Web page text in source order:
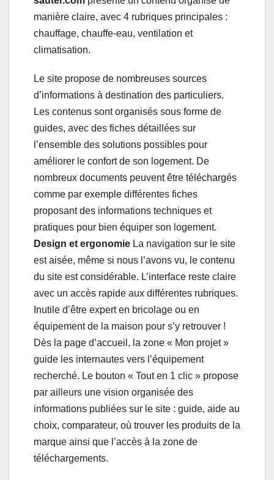
manière claire, avec 4 rubriques principales :
chauffage, chauffe-eau, ventilation et
climatisation.
Le site propose de nombreuses sources
d’informations à destination des particuliers.
Les contenus sont organisés sous forme de
guides, avec des fiches détaillées sur
l’ensemble des solutions possibles pour
améliorer le confort de son logement. De
nombreux documents peuvent être téléchargés
comme par exemple différentes fiches
proposant des informations techniques et
pratiques pour bien équiper son logement.
Design et ergonomie La navigation sur le site
est aisée, même si nous l’avons vu, le contenu
du site est considérable. L’interface reste claire
avec un accès rapide aux différentes rubriques.
Inutile d’être expert en bricolage ou en
équipement de la maison pour s’y retrouver !
Dès la page d’accueil, la zone « Mon projet »
guide les internautes vers l’équipement
recherché. Le bouton « Tout en 1 clic » propose
par ailleurs une vision organisée des
informations publiées sur le site : guide, aide au
choix, comparateur, où trouver les produits de la
marque ainsi que l’accès à la zone de
téléchargements.